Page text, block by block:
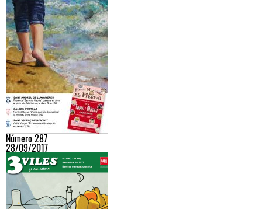
Número 287
28/09/2017